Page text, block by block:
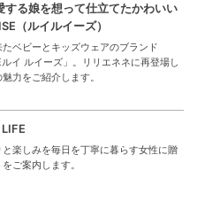
する娘を想って仕立てたかわいい
（ルイルイーズ）
ベビーとキッズウェアのブランド
ルイ ルイーズ」。リリエネネに再登場し
力をご紹介します。
楽しみを毎日を丁寧に暮らす女性に贈
ご案内します。